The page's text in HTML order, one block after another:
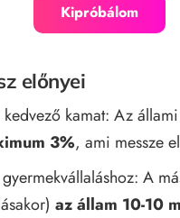
Kipróbálom
előnyei
kamat: Az
3%, ami messze
A
az állam 10-10